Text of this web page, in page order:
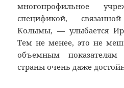
многопрофильное
спецификой,
Колымы, — улыбается
Тем не менее, это не
объемным
страны очень даже